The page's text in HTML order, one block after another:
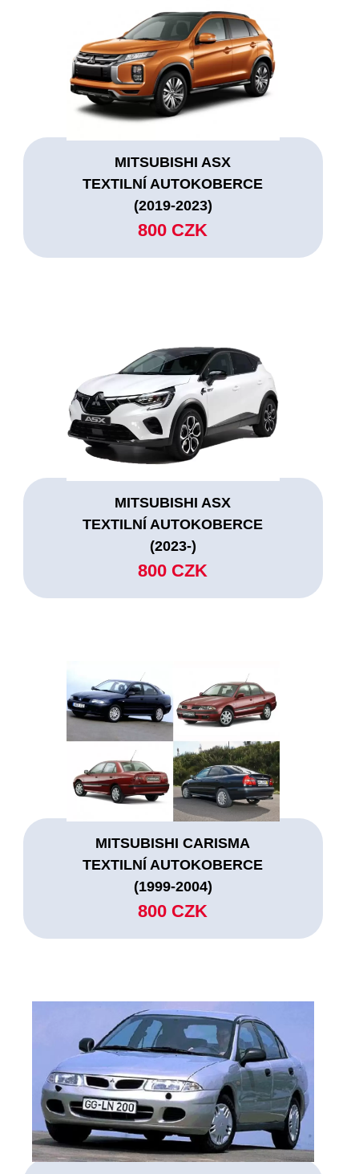
MITSUBISHI ASX
TEXTILNÍ AUTOKOBERCE
(2019-2023)
800 CZK
MITSUBISHI ASX
TEXTILNÍ AUTOKOBERCE
(2023-)
800 CZK
MITSUBISHI CARISMA
TEXTILNÍ AUTOKOBERCE
(1999-2004)
800 CZK